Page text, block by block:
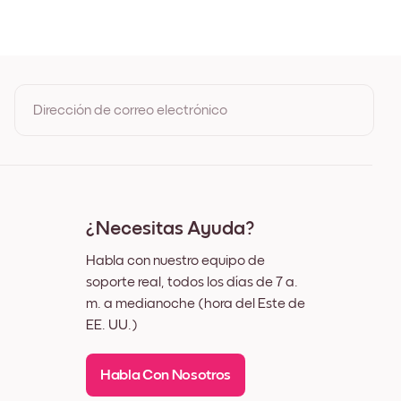
Dirección de correo electrónico
¿Necesitas Ayuda?
Habla con nuestro equipo de
soporte real, todos los días de 7 a.
m. a medianoche (hora del Este de
EE. UU.)
Habla Con Nosotros